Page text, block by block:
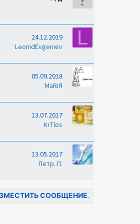
24.12.2019
LeonidEvgeniev
L
05.09.2018
MaRiЯ
13.07.2017
KrTlos
13.05.2017
Петр. П.
СООБЩЕНИЕ.